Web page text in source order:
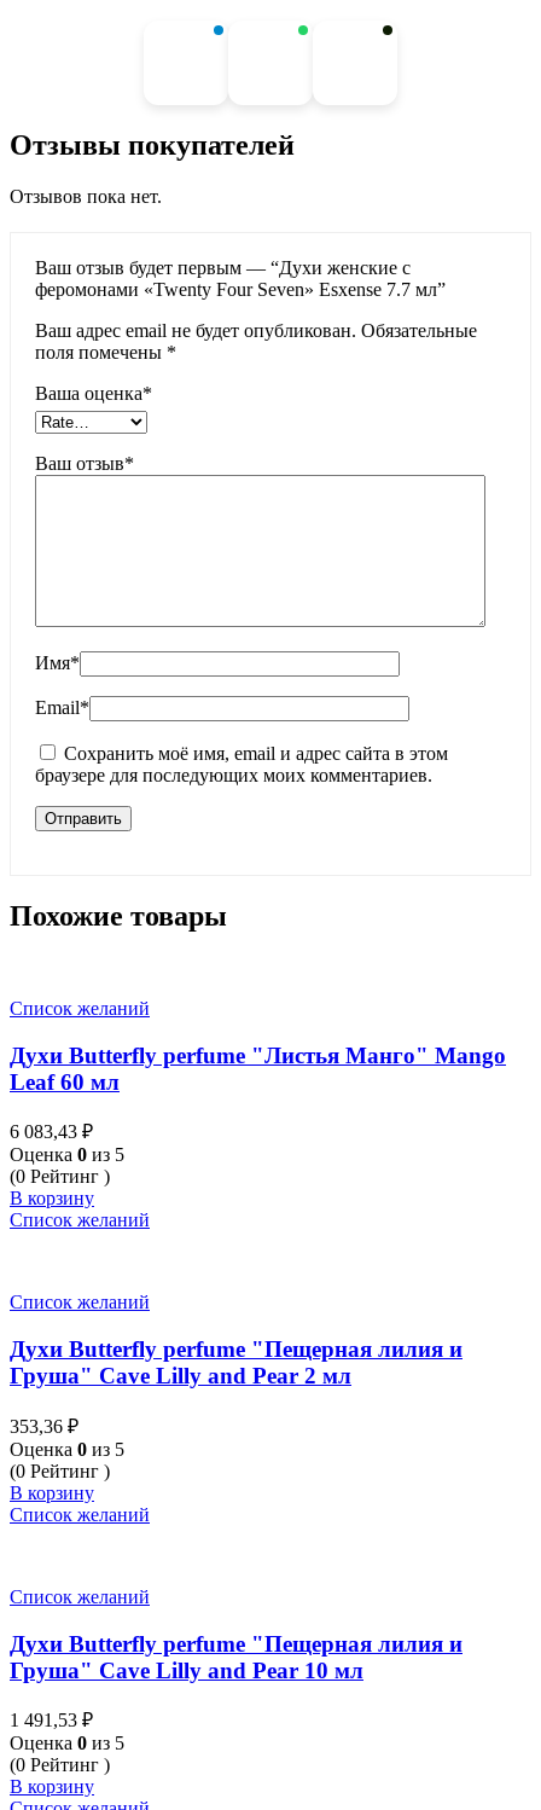
Отзывы покупателей
Отзывов пока нет.
Ваш отзыв будет первым — “Духи женские с
феромонами «Twenty Four Seven» Esxense 7.7 мл”
Ваш адрес email не будет опубликован. Обязательные
поля помечены *
Ваша оценка*
Ваш отзыв*
Имя*
Email*
Сохранить моё имя, email и адрес сайта в этом
браузере для последующих моих комментариев.
Похожие товары
Список желаний
Духи Butterfly perfume "Листья Манго" Mango
Leaf 60 мл
6 083,43 ₽
Оценка 0 из 5
(0 Рейтинг )
В корзину
Список желаний
Список желаний
Духи Butterfly perfume "Пещерная лилия и
Груша" Cave Lilly and Pear 2 мл
353,36 ₽
Оценка 0 из 5
(0 Рейтинг )
В корзину
Список желаний
Список желаний
Духи Butterfly perfume "Пещерная лилия и
Груша" Cave Lilly and Pear 10 мл
1 491,53 ₽
Оценка 0 из 5
(0 Рейтинг )
В корзину